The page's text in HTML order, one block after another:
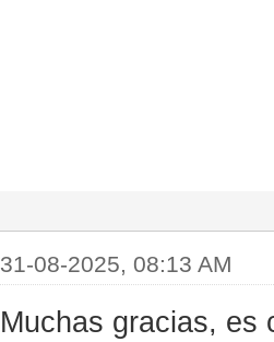
31-08-2025, 08:13 AM
Muchas gracias, es